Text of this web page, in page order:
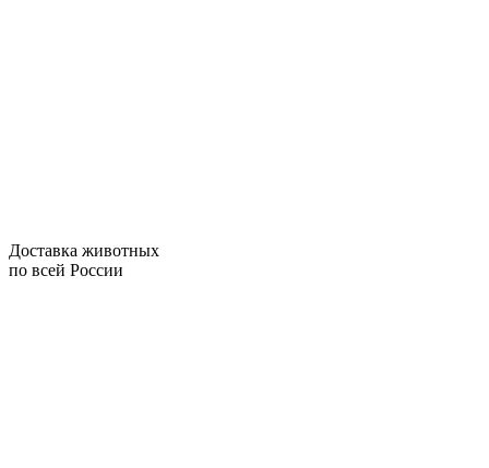
Доставка животных
по всей России